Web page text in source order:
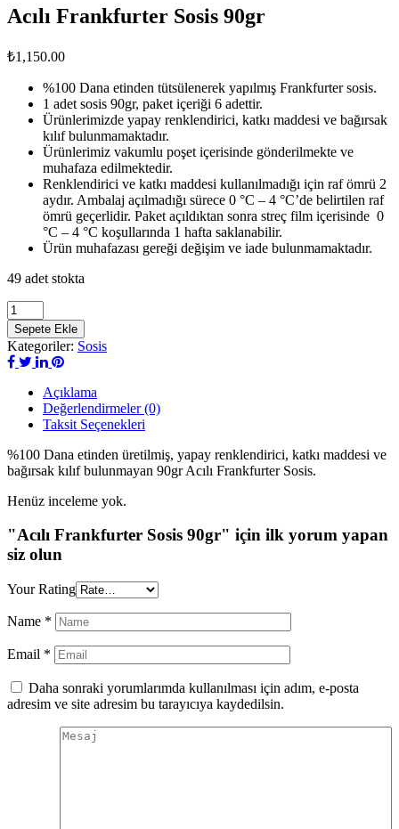
Acılı Frankfurter Sosis 90gr
₺1,150.00
%100 Dana etinden tütsülenerek yapılmış Frankfurter sosis.
1 adet sosis 90gr, paket içeriği 6 adettir.
Ürünlerimizde yapay renklendirici, katkı maddesi ve bağırsak
kılıf bulunmamaktadır.
Ürünlerimiz vakumlu poşet içerisinde gönderilmekte ve
muhafaza edilmektedir.
Renklendirici ve katkı maddesi kullanılmadığı için raf ömrü 2
aydır. Ambalaj açılmadığı sürece 0 °C – 4 °C’de belirtilen raf
ömrü geçerlidir. Paket açıldıktan sonra streç film içerisinde 0
°C – 4 °C koşullarında 1 hafta saklanabilir.
Ürün muhafazası gereği değişim ve iade bulunmamaktadır.
49 adet stokta
Acılı
Frankfurter
Sosis
90gr
adet
Sepete Ekle
Kategoriler: Sosis
Açıklama
Değerlendirmeler (0)
Taksit Seçenekleri
%100 Dana etinden üretilmiş, yapay renklendirici, katkı maddesi ve
bağırsak kılıf bulunmayan 90gr Acılı Frankfurter Sosis.
Henüz inceleme yok.
"Acılı Frankfurter Sosis 90gr" için ilk yorum yapan
siz olun
Your Rating
Name *
Email *
Daha sonraki yorumlarımda kullanılması için adım, e-posta
adresim ve site adresim bu tarayıcıya kaydedilsin.